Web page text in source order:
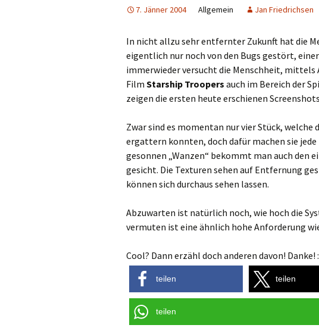
Browser
Mobile
7. Jänner 2004 Allgemein Jan Friedrichsen
In nicht allzu sehr entfernter Zukunft hat die
eigentlich nur noch von den Bugs gestört,
immerwieder versucht die Menschheit, mittels
Film Starship Troopers auch im Bereich der
zeigen die ersten heute erschienen
Zwar sind es momentan nur vier Stück, welche
ergattern konnten, doch dafür machen sie jede
gesonnen „Wanzen“ bekommt man auch den
gesicht. Die Texturen sehen auf Entfernung
können sich durchaus sehen lassen.
Abzuwarten ist natürlich noch, wie hoch die
vermuten ist eine ähnlich hohe Anforderung
Cool? Dann erzähl doch anderen davon! Danke!
teilen teilen
teilen